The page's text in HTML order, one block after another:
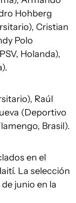
Hohberg
Cristian
Polo
Holanda),
Raúl
(Deportivo
Brasil).
en el
La selección
junio en la